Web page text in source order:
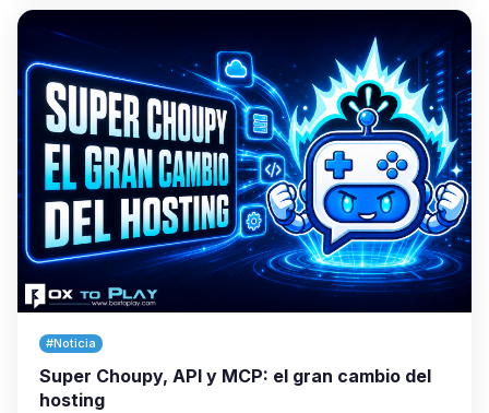
#Noticia
Super Choupy, API y MCP: el gran cambio del
hosting